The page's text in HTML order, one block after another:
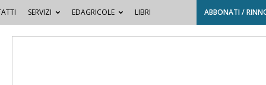
SERVIZI EDAGRICOLE LIBRI ABBONATI /